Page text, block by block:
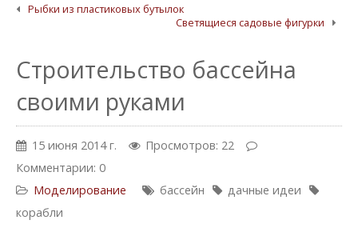
Рыбки из пластиковых бутылок
Светящиеся садовые фигурки
Строительство бассейна
своими руками
15 июня 2014 г.
Просмотров: 22
Комментарии: 0
Моделирование
бассейн
дачные идеи
корабли